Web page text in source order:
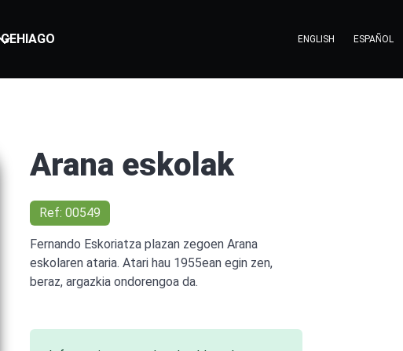
GEHIAGO ENGLISH ESPAÑOL
Arana eskolak
Ref: 00549
Fernando Eskoriatza plazan zegoen Arana
eskolaren ataria. Atari hau 1955ean egin zen,
beraz, argazkia ondorengoa da.